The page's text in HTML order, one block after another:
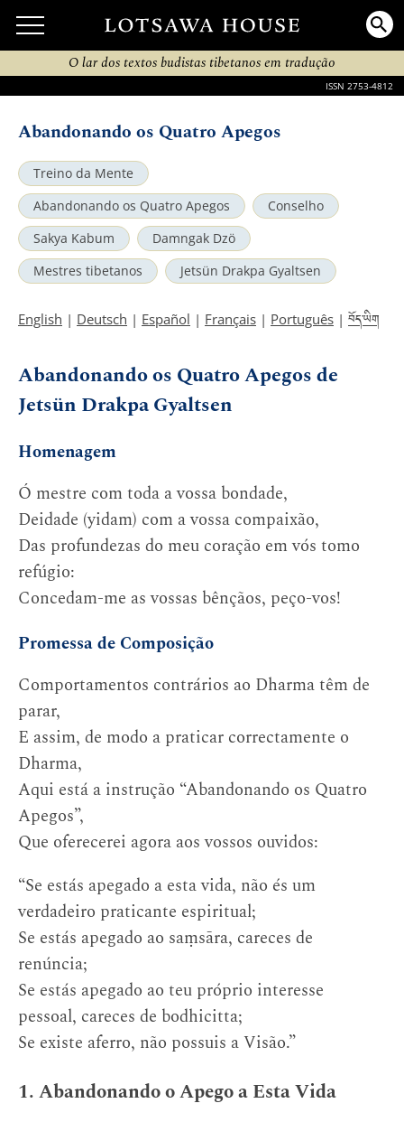
O lar dos textos budistas tibetanos em tradução
ISSN 2753-4812
Abandonando os Quatro Apegos
Treino da Mente
Abandonando os Quatro Apegos
Conselho
Sakya Kabum
Damngak Dzö
Mestres tibetanos
Jetsün Drakpa Gyaltsen
English | Deutsch | Español | Français | Português | བོད་ཡིག
Abandonando os Quatro Apegos de
Jetsün Drakpa Gyaltsen
Homenagem
Ó mestre com toda a vossa bondade,
Deidade (yidam) com a vossa compaixão,
Das profundezas do meu coração em vós tomo
refúgio:
Concedam-me as vossas bênçãos, peço-vos!
Promessa de Composição
Comportamentos contrários ao Dharma têm de
parar,
E assim, de modo a praticar correctamente o
Dharma,
Aqui está a instrução “Abandonando os Quatro
Apegos”,
Que oferecerei agora aos vossos ouvidos:
“Se estás apegado a esta vida, não és um
verdadeiro praticante espiritual;
Se estás apegado ao saṃsāra, careces de
renúncia;
Se estás apegado ao teu próprio interesse
pessoal, careces de bodhicitta;
Se existe aferro, não possuis a Visão.”
1. Abandonando o Apego a Esta Vida